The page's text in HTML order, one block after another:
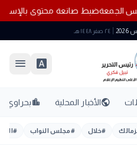
الجمعةضبط صانعة محتوى
٢٤ صفر ١٤٤٨ هـ
font_download
menu
publicالأخبار المحلية location_cityبحراوي
#خلال #مجلس النواب #